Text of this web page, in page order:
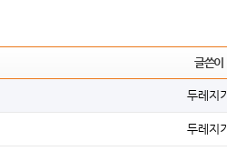
글쓴이
두레지기
두레지기